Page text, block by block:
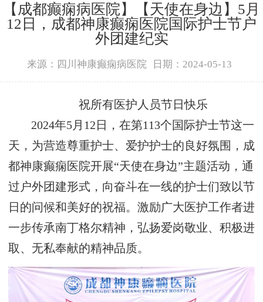
【成都癫痫病医院】【天使在身边】5月
12日，成都神康癫痫医院国际护士节户
外团建纪实
来源：四川神康癫痫病医院 日期：2024-05-13
祝所有医护人员节日快乐
2024年5月12日，在第113个国际护士节这一
天，为营造尊重护士、爱护护士的良好氛围，成
都神康癫痫医院开展“天使在身边”主题活动，通
过户外团建形式，向奋斗在一线的护士们致以节
日的问候和美好的祝福。激励广大医护工作者进
一步传承南丁格尔精神，弘扬爱岗敬业、积极进
取、无私奉献的精神品质。